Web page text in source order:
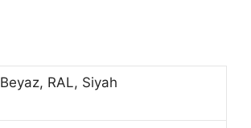
Beyaz, RAL, Siyah